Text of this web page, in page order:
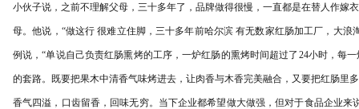
小伙子说，之前不理解父母，三十多年了，品牌做得很慢，一直都是在替人作嫁
母。他说， “做这行 很难立住脚，三十多年前哈尔滨 有无数家红肠加工厂，大
例说，“单说自己负责红肠熏烤的工序，一炉红肠的熏烤时间超过了24小时，每
的套路。既要把果木中清香气味烤进去，让肉香与木香完美融合，又要把红肠里
香气四溢，口齿留香，回味无穷。当下企业都希望做大做强，但对于食品企业